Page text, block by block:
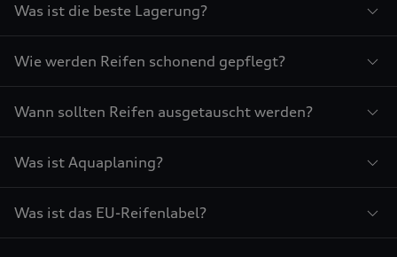
Was ist die beste Lagerung?
Wie werden Reifen schonend gepflegt?
Wann sollten Reifen ausgetauscht werden?
Was ist Aquaplaning?
Was ist das EU-Reifenlabel?